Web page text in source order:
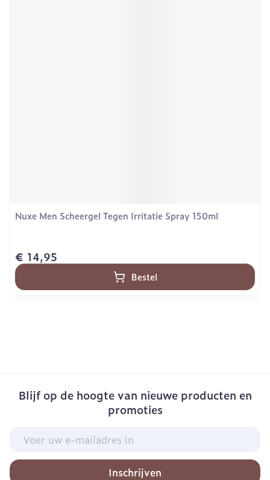
Nuxe Men Scheergel Tegen Irritatie Spray 150ml
€ 14,95
Bestel
Blijf op de hoogte van nieuwe producten en
promoties
Inschrijven